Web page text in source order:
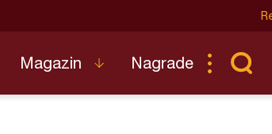
Magazin Nagrade